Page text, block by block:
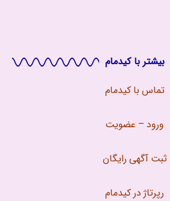
بیشتر با کیدمام
تماس با کیدمام
ورود – عضویت
ثبت آگهی رایگان
رپرتاژ در کیدمام